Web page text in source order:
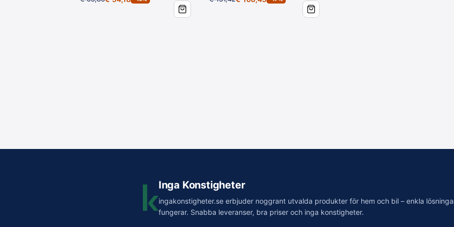
Vad är skillnaden mellan fälgsyra och flygrostborttagare?
Hjälper det mot inbränd bromsdamm?
Ja, det är just det den är gjord för. Bromsdamm och inbränd smuts biter sig fast i fälgens yta och är ofta
Inga Konstigheter
ingakonstigheter.se erbjuder noggrant utvalda produkter för hem och bil – enkla
fungerar. Snabba leveranser, bra priser och inga konstigheter.